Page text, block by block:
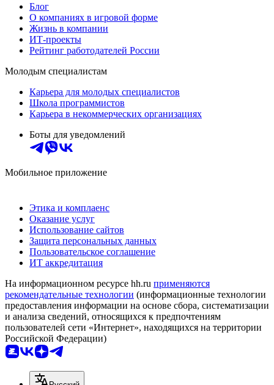
Блог
О компаниях в игровой форме
Жизнь в компании
ИТ-проекты
Рейтинг работодателей России
Молодым специалистам
Карьера для молодых специалистов
Школа программистов
Карьера в некоммерческих организациях
Боты для уведомлений
Мобильное приложение
Этика и комплаенс
Оказание услуг
Использование сайтов
Защита персональных данных
Пользовательское соглашение
ИТ аккредитация
На информационном ресурсе hh.ru применяются
рекомендательные технологии (информационные технологии
предоставления информации на основе сбора, систематизации
и анализа сведений, относящихся к предпочтениям
пользователей сети «Интернет», находящихся на территории
Российской Федерации)